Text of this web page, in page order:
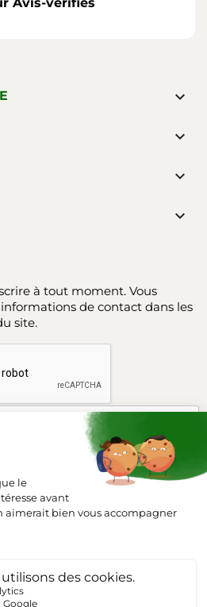




à tout moment. Vous
de contact dans les
site.
légales
de vente